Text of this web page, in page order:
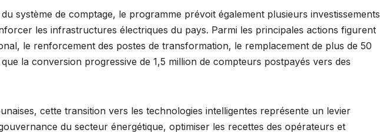
système de comptage, le programme prévoit également plusieurs investissements
les infrastructures électriques du pays. Parmi les principales actions figurent
le renforcement des postes de transformation, le remplacement de plus de 50
la conversion progressive de 1,5 million de compteurs postpayés vers des
cette transition vers les technologies intelligentes représente un levier
du secteur énergétique, optimiser les recettes des opérateurs et